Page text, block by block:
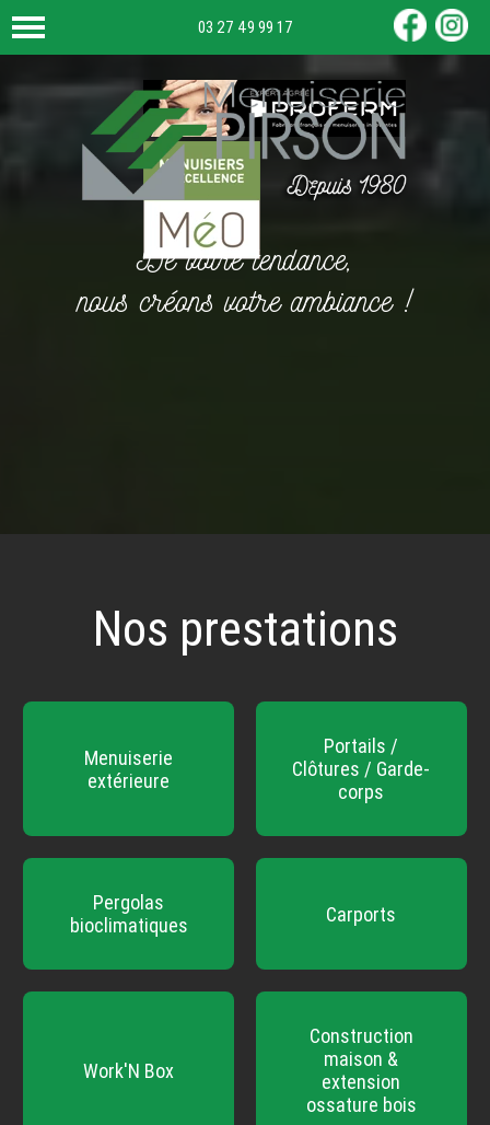
03 27 49 99 17
De votre tendance,
nous créons votre ambiance !
Nos prestations
Menuiserie
extérieure
Portails /
Clôtures / Garde-
corps
Pergolas
bioclimatiques
Carports
Work'N Box
Construction
maison &
extension
ossature bois